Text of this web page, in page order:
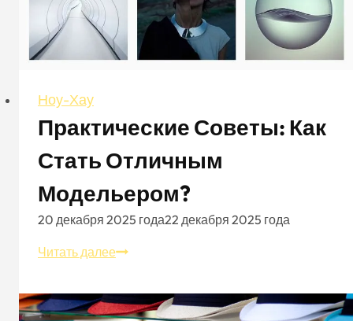
Ноу-Хау
Практические Советы: Как
Стать Отличным
Модельером?
20 декабря 2025 года22 декабря 2025 года
Читать далееПрактические
как
стать